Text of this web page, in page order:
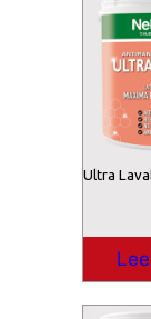
Ultra